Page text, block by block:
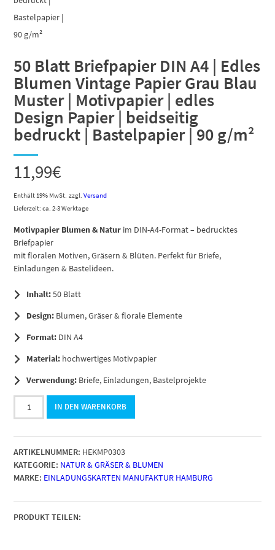
50 Blatt Briefpapier DIN A4 | Edles
Blumen Vintage Papier Grau Blau
Muster | Motivpapier | edles
Design Papier | beidseitig
bedruckt | Bastelpapier | 90 g/m²
11,99€
Enthält 19% MwSt. zzgl.Versand
Lieferzeit: ca. 2-3 Werktage
Motivpapier Blumen & Natur im DIN-A4-Format – bedrucktes
Briefpapier
mit floralen Motiven, Gräsern & Blüten. Perfekt für Briefe,
Einladungen & Bastelideen.
Inhalt:50 Blatt
Design: Blumen, Gräser & florale Elemente
Format: DIN A4
Material: hochwertiges Motivpapier
Verwendung: Briefe, Einladungen, Bastelprojekte
50
Blatt
DIN
A4
|
Edles
Vintage
Papier
IN DEN WARENKORB
ARTIKELNUMMER: HEKMP0303
KATEGORIE: NATUR & GRÄSER & BLUMEN
MARKE: EINLADUNGSKARTEN MANUFAKTUR HAMBURG
PRODUKT TEILEN: